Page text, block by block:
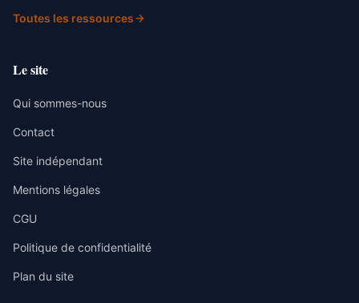
Toutes les ressources
Le site
Qui sommes-nous
Contact
Site indépendant
Mentions légales
CGU
Politique de confidentialité
Plan du site